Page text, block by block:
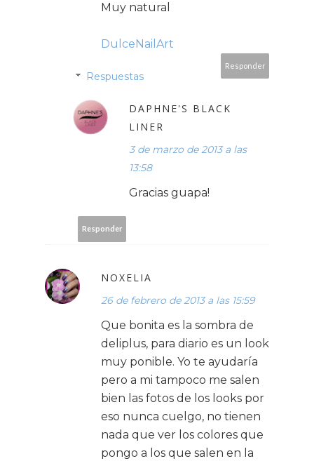
Muy natural
DulceNailArt
Responder
Respuestas
DAPHNE'S BLACK
LINER
3 de marzo de 2013 a las
13:58
Gracias guapa!
Responder
NOXELIA
26 de febrero de 2013 a las 15:59
Que bonita es la sombra de
deliplus, para diario es un look
muy ponible. Yo te ayudaría
pero a mi tampoco me salen
bien las fotos de los looks por
eso nunca cuelgo, no tienen
nada que ver los colores que
pongo a los que salen en la